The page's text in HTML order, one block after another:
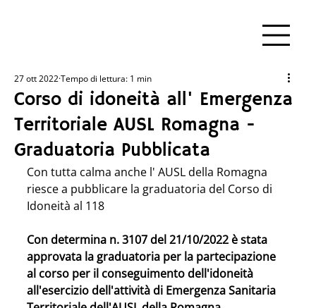
Corso di idoneità all' Emergenza
Territoriale AUSL Romagna -
Graduatoria Pubblicata
27 ott 2022Tempo di lettura: 1 min
Con tutta calma anche l' AUSL della Romagna
riesce a pubblicare la graduatoria del Corso di
Idoneità al 118
Con determina n. 3107 del 21/10/2022 è stata
approvata la graduatoria per la partecipazione
al corso per il conseguimento dell'idoneità
all'esercizio dell'attività di Emergenza Sanitaria